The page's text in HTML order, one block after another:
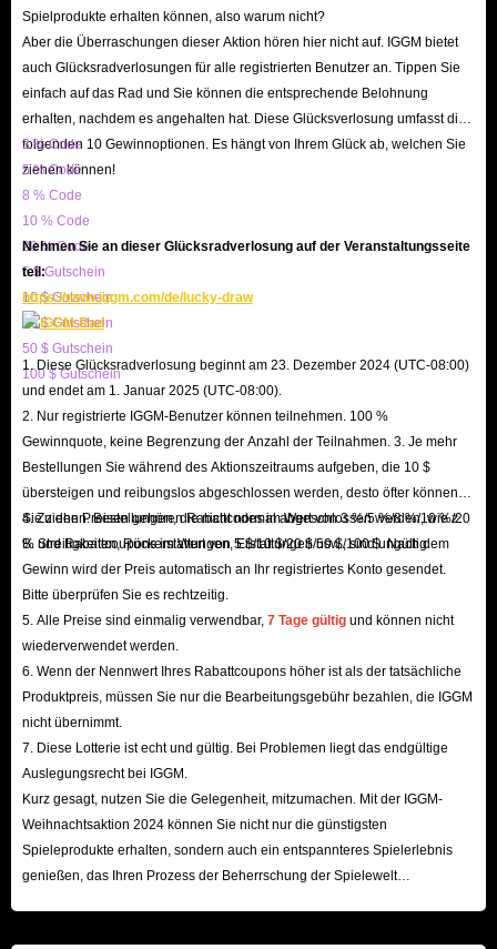
Spielprodukte erhalten können, also warum nicht?
Aber die Überraschungen dieser Aktion hören hier nicht auf. IGGM bietet
auch Glücksradverlosungen für alle registrierten Benutzer an. Tippen Sie
einfach auf das Rad und Sie können die entsprechende Belohnung
erhalten, nachdem es angehalten hat. Diese Glücksverlosung umfasst die
folgenden 10 Gewinnoptionen. Es hängt von Ihrem Glück ab, welchen Sie
ziehen können!
3 % Code
5 % Code
8 % Code
10 % Code
20 % Code
5 $ Gutschein
10 $ Gutschein
20 $ Gutschein
50 $ Gutschein
100 $ Gutschein
Nehmen Sie an dieser Glücksradverlosung auf der Veranstaltungsseite
teil:
https://www.iggm.com/de/lucky-draw
1. Diese Glücksradverlosung beginnt am 23. Dezember 2024 (UTC-08:00)
und endet am 1. Januar 2025 (UTC-08:00).
2. Nur registrierte IGGM-Benutzer können teilnehmen. 100 %
Gewinnquote, keine Begrenzung der Anzahl der Teilnahmen. 3. Je mehr
Bestellungen Sie während des Aktionszeitraums aufgeben, die 10 $
übersteigen und reibungslos abgeschlossen werden, desto öfter können
Sie ziehen. Bestellungen, die nicht normal abgeschlossen werden, wie z.
B. Streitigkeiten, Rückerstattungen, Erstattungen usw., sind ungültig.
4. Zu den Preisen gehören Rabattcodes im Wert von 3 %/5 %/8 %/10 %/20
% und Rabattcoupons im Wert von 5 $/10 $/20 $/50 $/100 $. Nach dem
Gewinn wird der Preis automatisch an Ihr registriertes Konto gesendet.
Bitte überprüfen Sie es rechtzeitig.
5. Alle Preise sind einmalig verwendbar, 7 Tage gültig und können nicht
wiederverwendet werden.
6. Wenn der Nennwert Ihres Rabattcoupons höher ist als der tatsächliche
Produktpreis, müssen Sie nur die Bearbeitungsgebühr bezahlen, die IGGM
nicht übernimmt.
7. Diese Lotterie ist echt und gültig. Bei Problemen liegt das endgültige
Auslegungsrecht bei IGGM.
Kurz gesagt, nutzen Sie die Gelegenheit, mitzumachen. Mit der IGGM-
Weihnachtsaktion 2024 können Sie nicht nur die günstigsten
Spieleprodukte erhalten, sondern auch ein entspannteres Spielerlebnis
genießen, das Ihren Prozess der Beherrschung der Spielewelt